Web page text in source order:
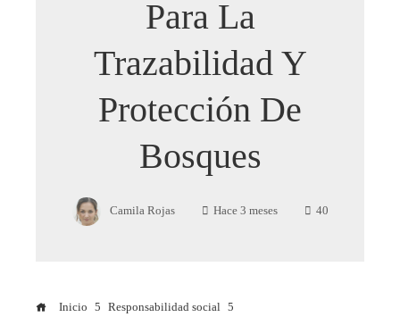
Para La
Trazabilidad Y
Protección De
Bosques
Camila Rojas Hace 3 meses 40
Inicio
Responsabilidad social